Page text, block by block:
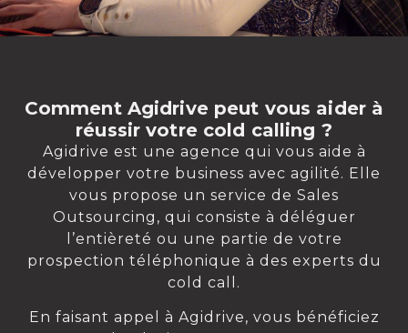
Comment Agidrive peut vous aider à
réussir votre cold calling ?
Agidrive est une agence qui vous aide à
développer votre business avec agilité. Elle
vous propose un service de Sales
Outsourcing, qui consiste à déléguer
l’entièreté ou une partie de votre
prospection téléphonique à des experts du
cold call.
En faisant appel à Agidrive, vous bénéficiez